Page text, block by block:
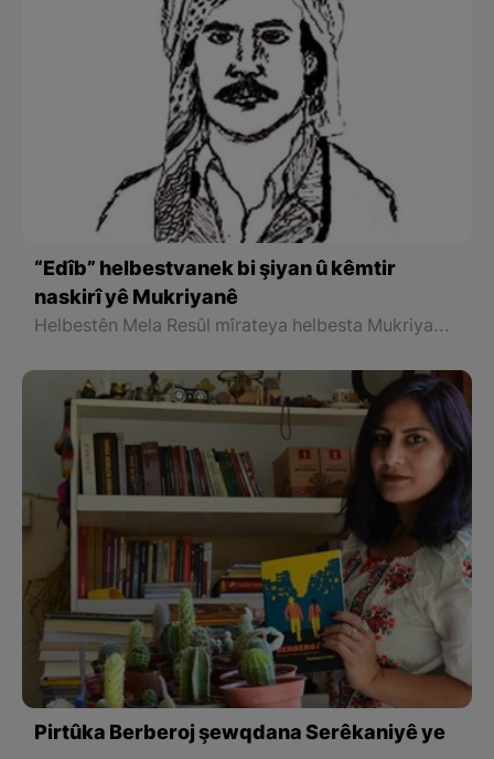
“Edîb” helbestvanek bi şiyan û kêmtir
naskirî yê Mukriyanê
Helbestên Mela Resûl mîrateya helbesta Mukriyanî ya piştî Wefayî ye. Mixabin Mela Resûlê Edîb ji ber zehmetiyên jiyana wî û hemû guhertinên ku di jiyana wî de çê bûne, tenê beşeke kêm ji helbestên wî hatine belavkirin.
Pirtûka Berberoj şewqdana Serêkaniyê ye